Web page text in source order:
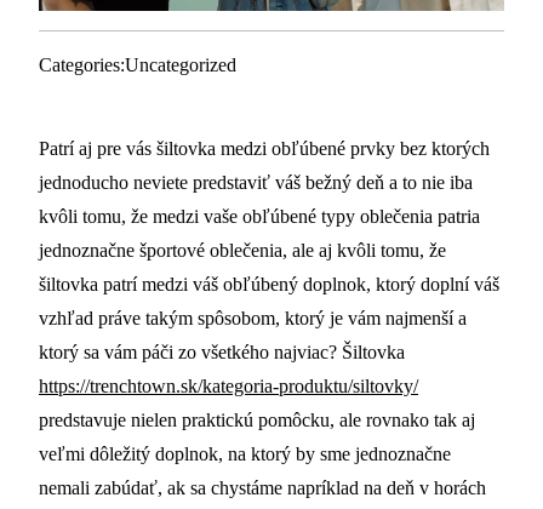
Categories:Uncategorized
Patrí aj pre vás šiltovka medzi obľúbené prvky bez ktorých
jednoducho neviete predstaviť váš bežný deň a to nie iba
kvôli tomu, že medzi vaše obľúbené typy oblečenia patria
jednoznačne športové oblečenia, ale aj kvôli tomu, že
šiltovka patrí medzi váš obľúbený doplnok, ktorý doplní váš
vzhľad práve takým spôsobom, ktorý je vám najmenší a
ktorý sa vám páči zo všetkého najviac? Šiltovka
https://trenchtown.sk/kategoria-produktu/siltovky/
predstavuje nielen praktickú pomôcku, ale rovnako tak aj
veľmi dôležitý doplnok, na ktorý by sme jednoznačne
nemali zabúdať, ak sa chystáme napríklad na deň v horách